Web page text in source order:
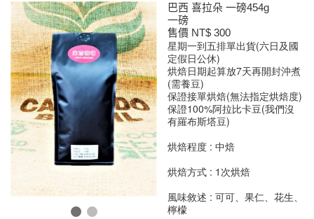
巴西 喜拉朵 一磅454g
一磅
售價 NT$ 300
星期一到五排單出貨(六日及國
定假日公休)
烘焙日期起算放7天再開封沖煮
(需養豆)
保證接單烘焙(無法指定烘焙度)
保證100%阿拉比卡豆(我們沒
有羅布斯塔豆)
烘焙程度 : 中焙
烘焙方式 : 1次烘焙
風味敘述 : 可可
果仁 花生
檸檬